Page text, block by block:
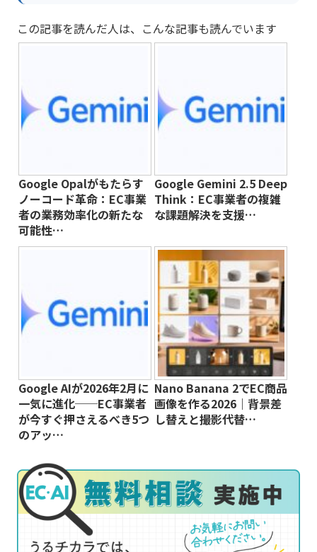
この記事を読んだ人は、こんな記事も読んでいます
Google Opalがもたらす
ノーコード革命：EC事業
者の業務効率化の新たな
可能性…
Google Gemini 2.5 Deep
Think：EC事業者の複雑
な課題解決を支援…
Google AIが2026年2月に
一気に進化──EC事業者
が今すぐ押さえるべき5つ
のアッ…
Nano Banana 2でEC商品
画像を作る2026｜背景差
し替えと撮影代替…